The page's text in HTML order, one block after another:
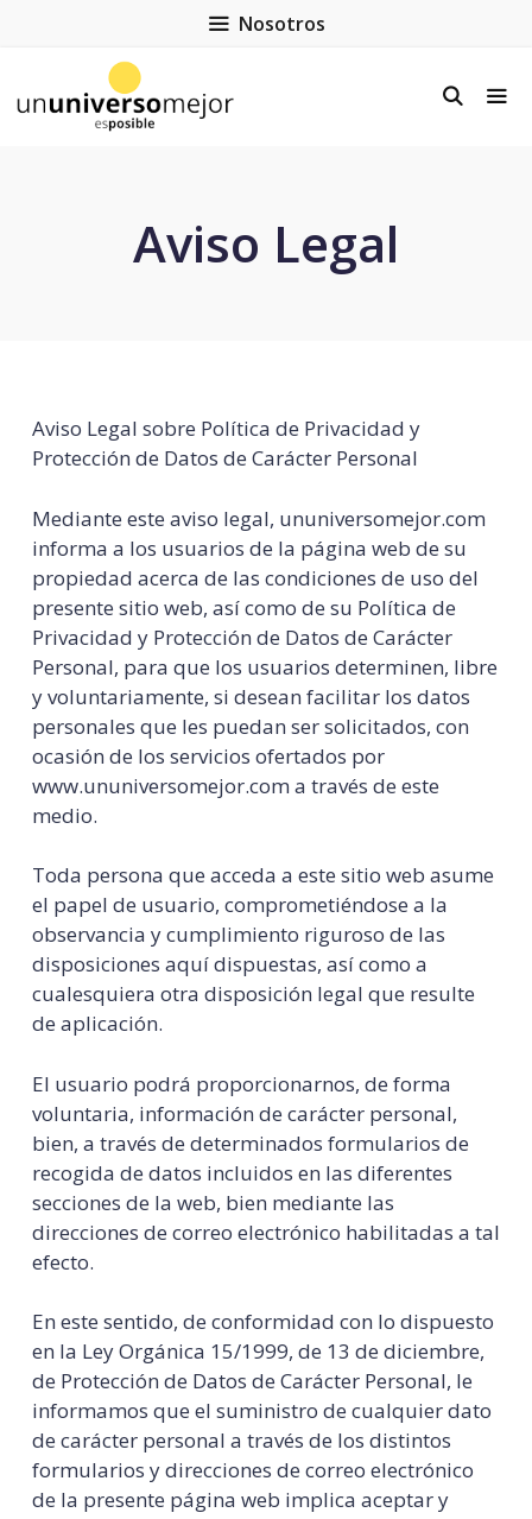
Nosotros
Aviso Legal
Aviso Legal sobre Política de Privacidad y
Protección de Datos de Carácter Personal
Mediante este aviso legal, ununiversomejor.com
informa a los usuarios de la página web de su
propiedad acerca de las condiciones de uso del
presente sitio web, así como de su Política de
Privacidad y Protección de Datos de Carácter
Personal, para que los usuarios determinen, libre
y voluntariamente, si desean facilitar los datos
personales que les puedan ser solicitados, con
ocasión de los servicios ofertados por
www.ununiversomejor.com a través de este
medio.
Toda persona que acceda a este sitio web asume
el papel de usuario, comprometiéndose a la
observancia y cumplimiento riguroso de las
disposiciones aquí dispuestas, así como a
cualesquiera otra disposición legal que resulte
de aplicación.
El usuario podrá proporcionarnos, de forma
voluntaria, información de carácter personal,
bien, a través de determinados formularios de
recogida de datos incluidos en las diferentes
secciones de la web, bien mediante las
direcciones de correo electrónico habilitadas a tal
efecto.
En este sentido, de conformidad con lo dispuesto
en la Ley Orgánica 15/1999, de 13 de diciembre,
de Protección de Datos de Carácter Personal, le
informamos que el suministro de cualquier dato
de carácter personal a través de los distintos
formularios y direcciones de correo electrónico
de la presente página web implica aceptar y